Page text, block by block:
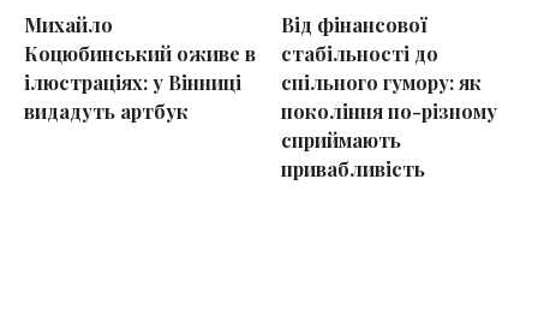
Михайло
Коцюбинський оживе в
ілюстраціях: у Вінниці
видадуть артбук
Від фінансової
стабільності до
спільного гумору: як
покоління по-різному
сприймають
привабливість